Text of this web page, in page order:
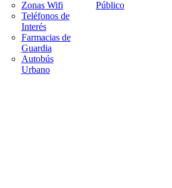
Zonas Wifi
Teléfonos de
Interés
Farmacias de
Guardia
Autobús
Urbano
Público